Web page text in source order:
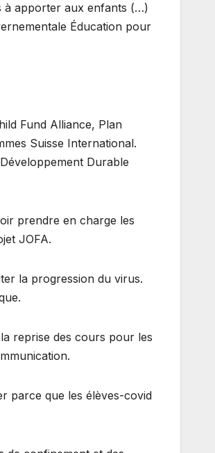
à apporter aux enfants (…)
Éducation pour
Fund Alliance, Plan
Suisse International.
Durable
prendre en charge les
JOFA.
la progression du virus.
reprise des cours pour les
parce que les élèves-covid